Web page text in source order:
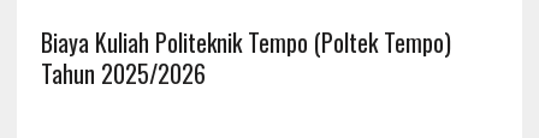
Biaya Kuliah Politeknik Tempo (Poltek Tempo)
Tahun 2025/2026